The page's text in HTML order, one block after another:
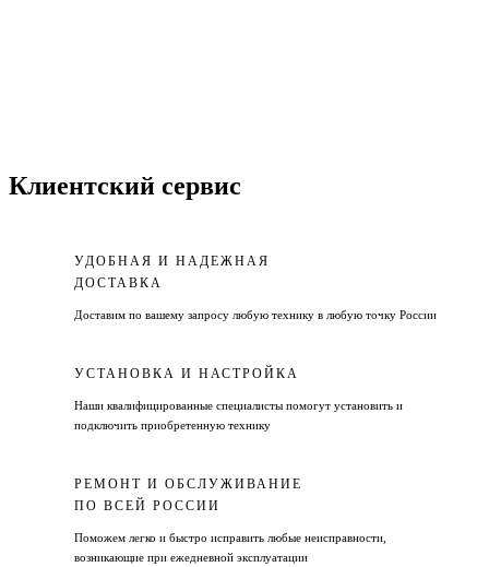
Клиентский сервис
УДОБНАЯ И НАДЕЖНАЯ
ДОСТАВКА
Доставим по вашему запросу любую технику в любую точку России
УСТАНОВКА И НАСТРОЙКА
Наши квалифицированные специалисты помогут установить и
подключить приобретенную технику
РЕМОНТ И ОБСЛУЖИВАНИЕ
ПО ВСЕЙ РОССИИ
Поможем легко и быстро исправить любые неисправности,
возникающие при ежедневной эксплуатации